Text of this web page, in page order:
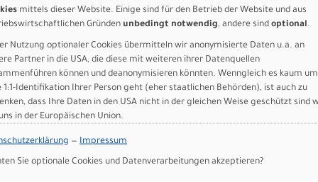
Transmission, Wired SRAM AXS battery (powers AXS rear
casing, GRIPTON® T9 compound, 2Bliss Ready, 29x2.3
DT Swiss 370, 15x110mm, 28h
casing, GRIPTON® T9 compound, 2Bliss Ready, 27.5x2.3
DT Swiss 370 XD freehub body, 12x148mm, 32h
bar bore
diameter, 8 degree back sweep, 6 degree up sweep, S2: 30mm
mittels dieser Website. Einige sind für den Betrieb der Website und aus
Gründen unbedingt notwendig, andere sind optional.
Nutzung optionaler Cookies übermitteln wir anonymisierte Daten u.a. an
Partner in die USA, die diese mit weiteren ihrer Datenquellen
können und deanonymisieren könnten. Wenngleich es kaum um
1:1-Identifikation Ihrer Person geht (eher staatlichen Behörden), ist auch zu
dass Ihre Daten in den USA nicht in der gleichen Weise geschützt sind
in der Europäischen Union.
— Impressum
Sie optionale Cookies und Datenverarbeitungen akzeptieren?